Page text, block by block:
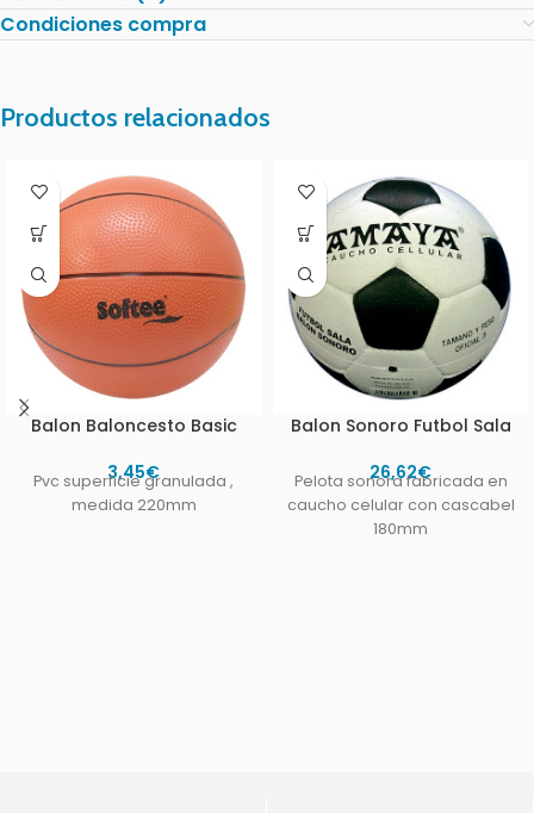
Condiciones compra
Productos relacionados
Balon Baloncesto Basic
3,45€
Pvc superficie granulada ,
medida 220mm
Balon Sonoro Futbol Sala
26,62€
Pelota sonora fabricada en
caucho celular con cascabel
180mm